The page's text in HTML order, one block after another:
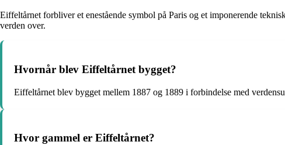
Eiffeltårnet forbliver et enestående symbol på Paris og et imponerende
verden over.
Hvornår blev Eiffeltårnet bygget?
Eiffeltårnet blev bygget mellem 1887 og 1889 i forbindelse med
Hvor gammel er Eiffeltårnet?